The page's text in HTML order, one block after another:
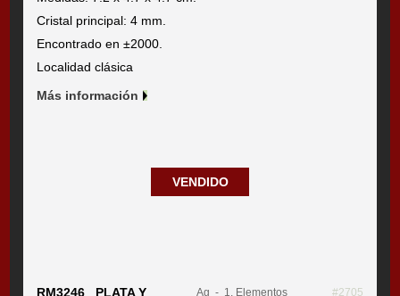
Cristal principal: 4 mm.
Encontrado en ±2000.
Localidad clásica
Más información
VENDIDO
RM3246 PLATA Y
Ag - 1. Elementos
#2705